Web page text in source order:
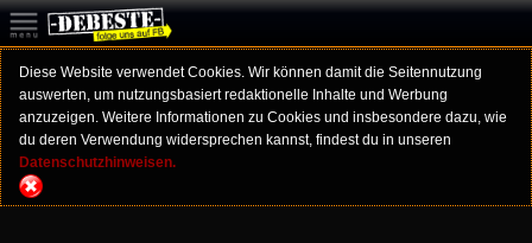
Diese Website verwendet Cookies. Wir können damit die Seitennutzung
auswerten, um nutzungsbasiert redaktionelle Inhalte und Werbung
anzuzeigen. Weitere Informationen zu Cookies und insbesondere dazu, wie
du deren Verwendung widersprechen kannst, findest du in unseren
Datenschutzhinweisen.